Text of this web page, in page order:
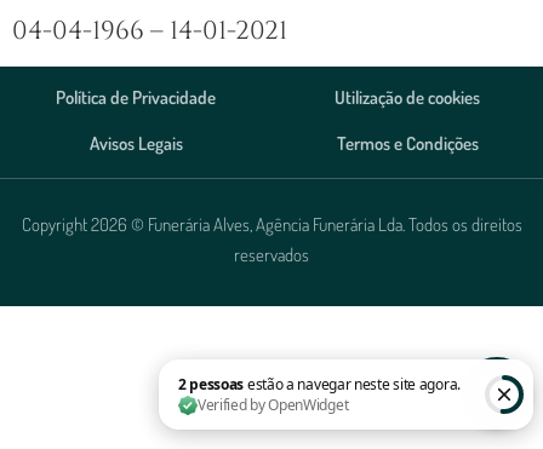
04-04-1966 – 14-01-2021
Política de Privacidade
Utilização de cookies
Avisos Legais
Termos e Condições
Copyright 2026 © Funerária Alves, Agência Funerária Lda. Todos os direitos
reservados